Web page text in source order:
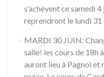
s’achèvent ce samedi
reprendront le lundi 31
MARDI 30 JUIN:
salle! les cours de 18h
auront lieu à Pagnol et